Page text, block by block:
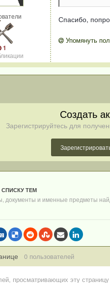
1
Спасибо,
Упомянуть
Создать
Зарегистрируйтесь для
СПИСКУ ТЕМ
документы и именные предметы
0 пользователей
просматривающих эту страницу